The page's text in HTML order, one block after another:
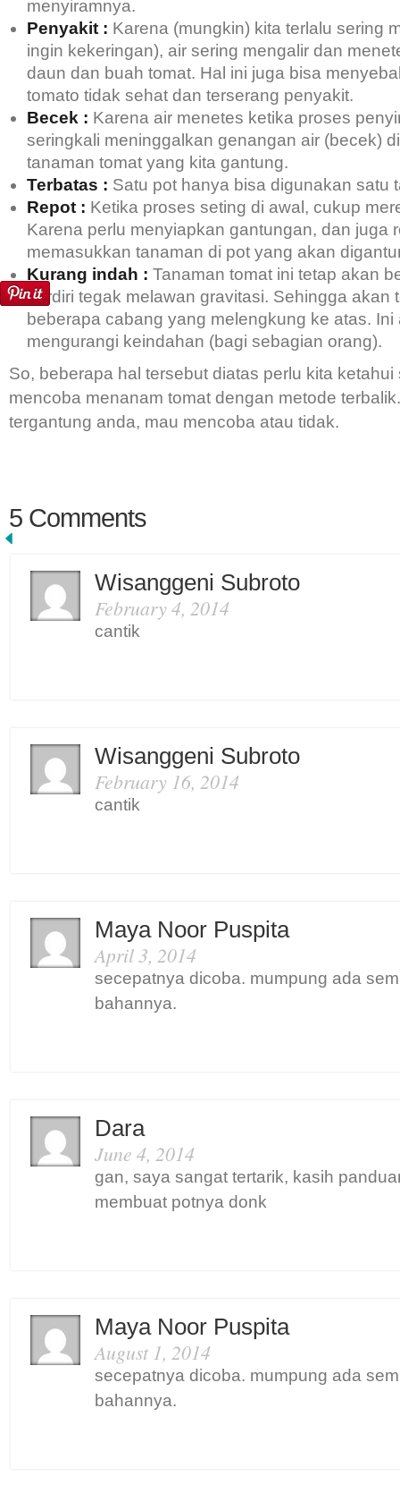
menyiramnya.
Penyakit : Karena (mungkin) kita terlalu sering
ingin kekeringan), air sering mengalir dan
daun dan buah tomat. Hal ini juga bisa
tomato tidak sehat dan terserang penyakit.
Becek : Karena air menetes ketika proses
seringkali meninggalkan genangan air (becek)
tanaman tomat yang kita gantung.
Terbatas : Satu pot hanya bisa digunakan satu
Repot : Ketika proses seting di awal, cukup
Karena perlu menyiapkan gantungan, dan juga
memasukkan tanaman di pot yang akan
Kurang indah : Tanaman tomat ini tetap akan
berdiri tegak melawan gravitasi. Sehingga akan
beberapa cabang yang melengkung ke atas. Ini
mengurangi keindahan (bagi sebagian orang).
So, beberapa hal tersebut diatas perlu kita ketahui
mencoba menanam tomat dengan metode
tergantung anda, mau mencoba atau tidak.
5 Comments
Wisanggeni Subroto
February 4, 2014
cantik
Wisanggeni Subroto
February 16, 2014
cantik
Maya Noor Puspita
April 3, 2014
secepatnya dicoba. mumpung ada
bahannya.
Dara
June 4, 2014
gan, saya sangat tertarik, kasih
membuat potnya donk
Maya Noor Puspita
August 1, 2014
secepatnya dicoba. mumpung ada
bahannya.